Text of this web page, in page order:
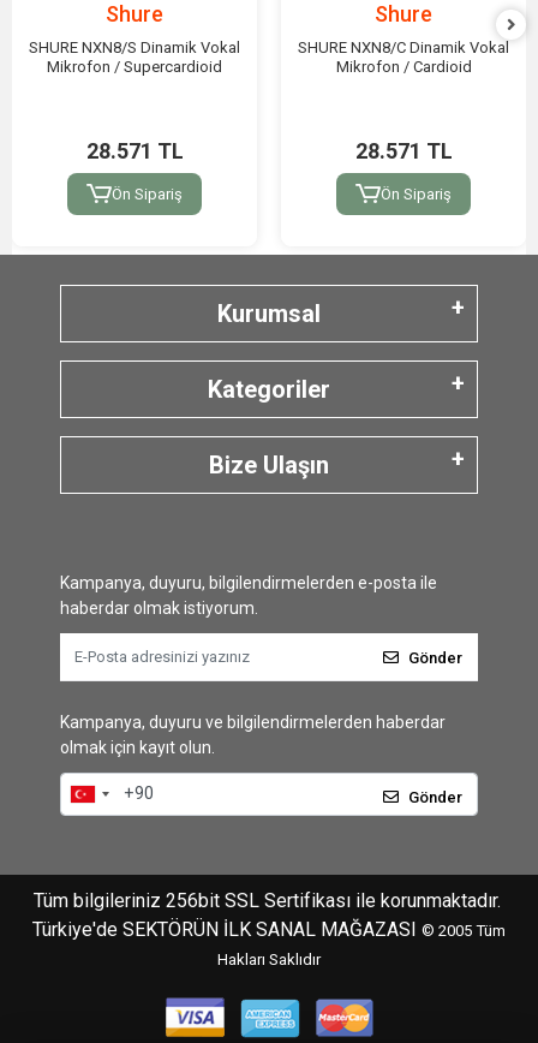
Shure
SHURE NXN8/S Dinamik Vokal
Mikrofon / Supercardioid
28.571 TL
Ön Sipariş
Shure
SHURE NXN8/C Dinamik Vokal
Mikrofon / Cardioid
28.571 TL
Ön Sipariş
Kurumsal
Kategoriler
Bize Ulaşın
Kampanya, duyuru, bilgilendirmelerden e-posta ile
haberdar olmak istiyorum.
Gönder
Kampanya, duyuru ve bilgilendirmelerden haberdar
olmak için kayıt olun.
Gönder
Tüm bilgileriniz 256bit SSL Sertifikası ile korunmaktadır.
Türkiye'de SEKTÖRÜN İLK SANAL MAĞAZASI © 2005 Tüm
Hakları Saklıdır